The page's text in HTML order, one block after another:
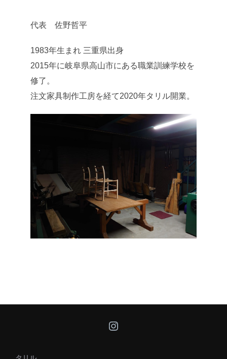
代表 佐野哲平
1983年生まれ 三重県出身
2015年に岐阜県高山市にある職業訓練学校を
修了。
注文家具制作工房を経て2020年タリル開業。
Instagram